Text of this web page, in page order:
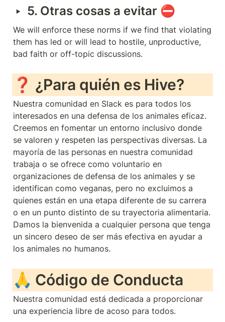
‣ 5. Otras cosas a evitar ⛔
We will enforce these norms if we find that violating
them has led or will lead to hostile, unproductive,
bad faith or off-topic discussions.
❓ ¿Para quién es Hive?
Nuestra comunidad en Slack es para todos los
interesados en una defensa de los animales eficaz.
Creemos en fomentar un entorno inclusivo donde
se valoren y respeten las perspectivas diversas. La
mayoría de las personas en nuestra comunidad
trabaja o se ofrece como voluntario en
organizaciones de defensa de los animales y se
identifican como veganas, pero no excluimos a
quienes están en una etapa diferente de su carrera
o en un punto distinto de su trayectoria alimentaria.
Damos la bienvenida a cualquier persona que tenga
un sincero deseo de ser más efectiva en ayudar a
los animales no humanos.
🙏 Código de Conducta
Nuestra comunidad está dedicada a proporcionar
una experiencia libre de acoso para todos.